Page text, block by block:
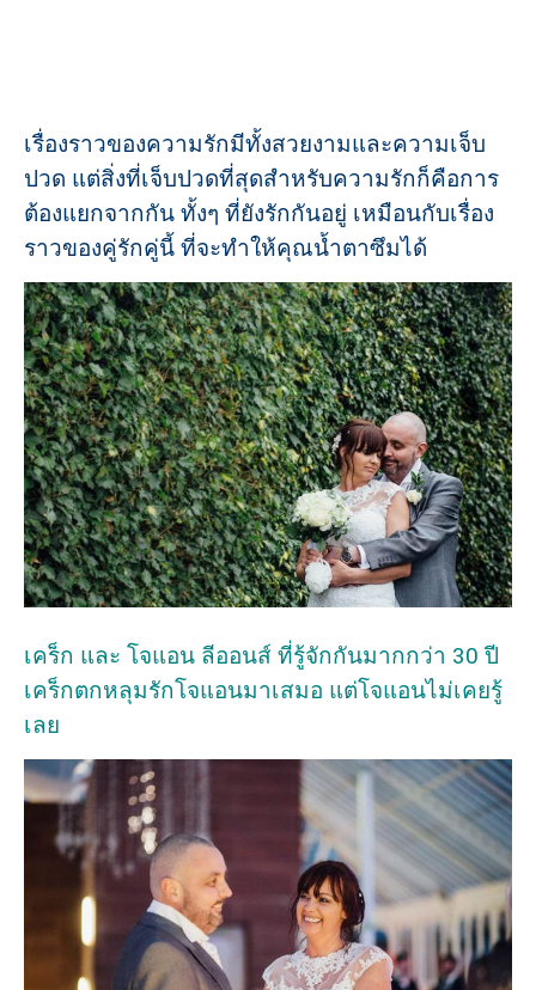
เรื่องราวของความรักมีทั้งสวยงามและความเจ็บ
ปวด แต่สิ่งที่เจ็บปวดที่สุดสำหรับความรักก็คือการ
ต้องแยกจากกัน ทั้งๆ ที่ยังรักกันอยู่ เหมือนกับเรื่อง
ราวของคู่รักคู่นี้ ที่จะทำให้คุณน้ำตาซึมได้
เคร็ก และ โจแอน ลีออนส์ ที่รู้จักกันมากกว่า 30 ปี
เคร็กตกหลุมรักโจแอนมาเสมอ แต่โจแอนไม่เคยรู้
เลย